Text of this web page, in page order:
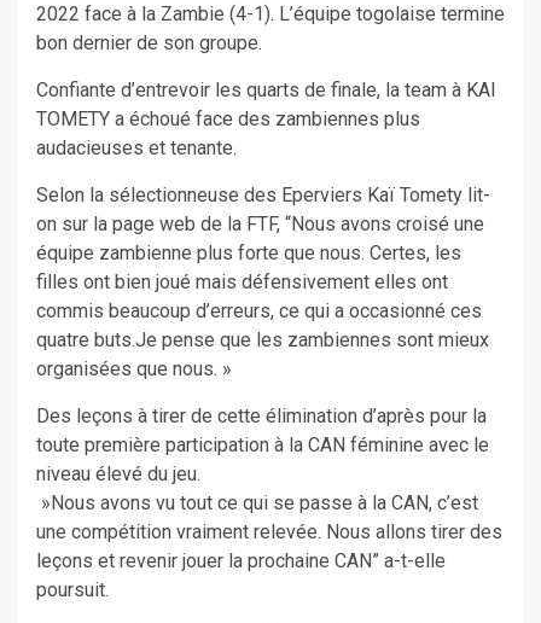
2022 face à la Zambie (4-1). L’équipe togolaise termine
bon dernier de son groupe.
Confiante d’entrevoir les quarts de finale, la team à KAI
TOMETY a échoué face des zambiennes plus
audacieuses et tenante.
Selon la sélectionneuse des Eperviers Kaï Tomety lit-
on sur la page web de la FTF, “Nous avons croisé une
équipe zambienne plus forte que nous. Certes, les
filles ont bien joué mais défensivement elles ont
commis beaucoup d’erreurs, ce qui a occasionné ces
quatre buts.Je pense que les zambiennes sont mieux
organisées que nous. »
Des leçons à tirer de cette élimination d’après pour la
toute première participation à la CAN féminine avec le
niveau élevé du jeu.
»Nous avons vu tout ce qui se passe à la CAN, c’est
une compétition vraiment relevée. Nous allons tirer des
leçons et revenir jouer la prochaine CAN” a-t-elle
poursuit.